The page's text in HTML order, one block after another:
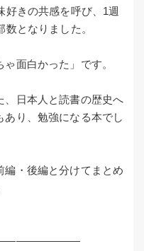
好きの共感を呼び、1週
となりました。
面白かった」です。
、日本人と読書の歴史へ
り、勉強になる本でし
編・後編と分けてまとめ